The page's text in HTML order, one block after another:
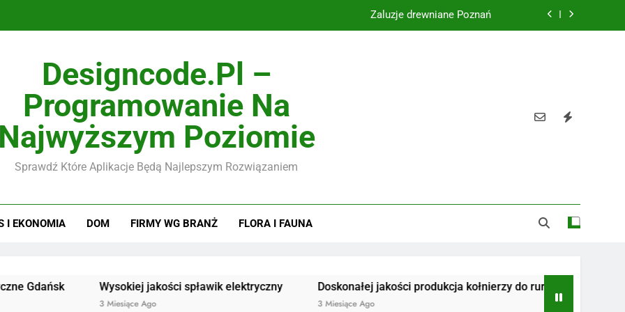
Żaluzje drewniane Poznań
Designcode.pl –
Programowanie Na
Najwyższym Poziomie
Sprawdź Które Aplikacje Będą Najlepszym Rozwiązaniem
I EKONOMIA DOM FIRMY WG BRANŻ FLORA I FAUNA
Wysokiej jakości spławik elektryczny
3 Miesiące Ago
Doskonałej jakości produkcja kołnierzy do rur
3 Miesiące Ago
Radiotelefony
3 Miesiące Ago